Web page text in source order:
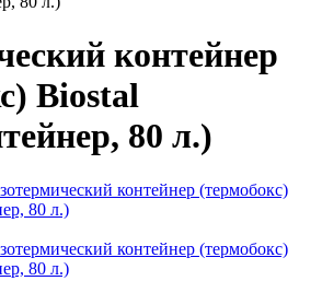
контейнер
Biostal
80 л.)